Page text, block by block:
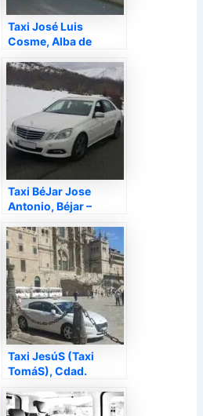
Taxi José Luis
Cosme, Alba de
Taxi BéJar Jose
Antonio, Béjar –
Taxi JesúS (Taxi
TomáS), Cdad.